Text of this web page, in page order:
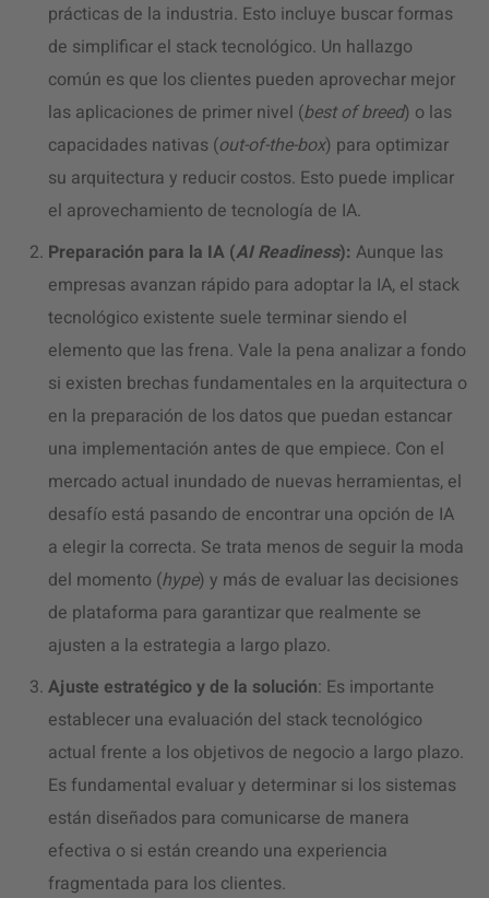
prácticas de la industria. Esto incluye buscar formas
de simplificar el stack tecnológico. Un hallazgo
común es que los clientes pueden aprovechar mejor
las aplicaciones de primer nivel (best of breed) o las
capacidades nativas (out-of-the-box) para optimizar
su arquitectura y reducir costos. Esto puede implicar
el aprovechamiento de tecnología de IA.
Preparación para la IA (AI Readiness): Aunque las
empresas avanzan rápido para adoptar la IA, el stack
tecnológico existente suele terminar siendo el
elemento que las frena. Vale la pena analizar a fondo
si existen brechas fundamentales en la arquitectura o
en la preparación de los datos que puedan estancar
una implementación antes de que empiece. Con el
mercado actual inundado de nuevas herramientas, el
desafío está pasando de encontrar una opción de IA
a elegir la correcta. Se trata menos de seguir la moda
del momento (hype) y más de evaluar las decisiones
de plataforma para garantizar que realmente se
ajusten a la estrategia a largo plazo.
Ajuste estratégico y de la solución: Es importante
establecer una evaluación del stack tecnológico
actual frente a los objetivos de negocio a largo plazo.
Es fundamental evaluar y determinar si los sistemas
están diseñados para comunicarse de manera
efectiva o si están creando una experiencia
fragmentada para los clientes.